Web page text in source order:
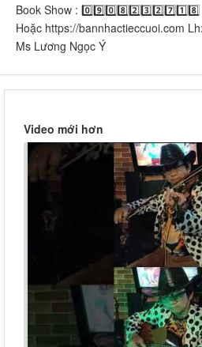
Book Show :
Hoặc https://bannhactieccuoi.com​​​​
Ms Lương Ngọc Ý
Video mới hơn